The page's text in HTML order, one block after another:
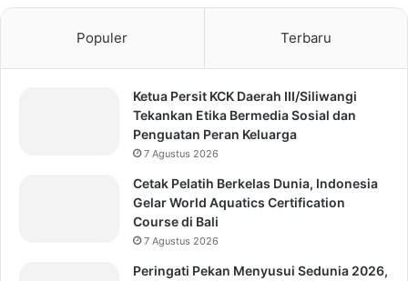
Populer Terbaru
Ketua Persit KCK Daerah III/Siliwangi
Tekankan Etika Bermedia Sosial dan
Penguatan Peran Keluarga
7 Agustus 2026
Cetak Pelatih Berkelas Dunia, Indonesia
Gelar World Aquatics Certification
Course di Bali
7 Agustus 2026
Peringati Pekan Menyusui Sedunia 2026,